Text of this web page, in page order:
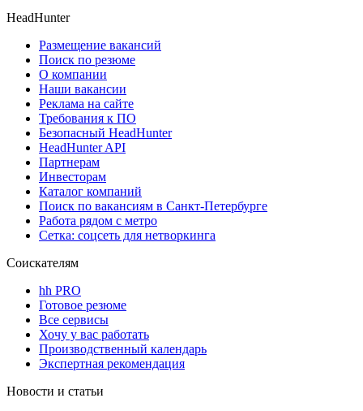
HeadHunter
Размещение вакансий
Поиск по резюме
О компании
Наши вакансии
Реклама на сайте
Требования к ПО
Безопасный HeadHunter
HeadHunter API
Партнерам
Инвесторам
Каталог компаний
Поиск по вакансиям в Санкт-Петербурге
Работа рядом с метро
Сетка: соцсеть для нетворкинга
Соискателям
hh PRO
Готовое резюме
Все сервисы
Хочу у вас работать
Производственный календарь
Экспертная рекомендация
Новости и статьи